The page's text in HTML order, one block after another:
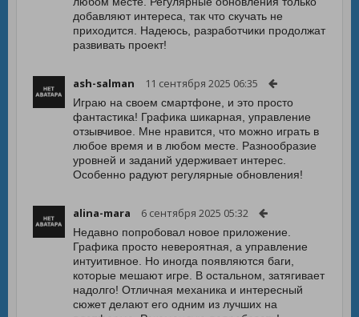
добавляют интереса, так что скучать не
приходится. Надеюсь, разработчики продолжат
развивать проект!
ash-salman 11 сентября 2025 06:35
Играю на своем смартфоне, и это просто
фантастика! Графика шикарная, управление
отзывчивое. Мне нравится, что можно играть в
любое время и в любом месте. Разнообразие
уровней и заданий удерживает интерес.
Особенно радуют регулярные обновления!
alina-mara 6 сентября 2025 05:32
Недавно попробовал новое приложение.
Графика просто невероятная, а управление
интуитивное. Но иногда появляются баги,
которые мешают игре. В остальном, затягивает
надолго! Отличная механика и интересный
сюжет делают его одним из лучших на